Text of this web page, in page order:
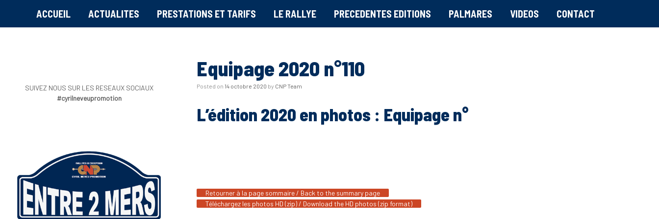
ACCUEIL ACTUALITES PRESTATIONS ET TARIFS LE RALLYE PRECEDENTES EDITIONS PALMARES VIDEOS CONTACT
Equipage 2020 n°110
Posted on 14 octobre 2020 by CNP Team
L’édition 2020 en photos : Equipage n°
Retourner à la page sommaire / Back to the summary page
Téléchargez les photos HD (zip) / Download the HD photos (zip format)
SUIVEZ NOUS SUR LES RESEAUX SOCIAUX
#cyrilneveupromotion